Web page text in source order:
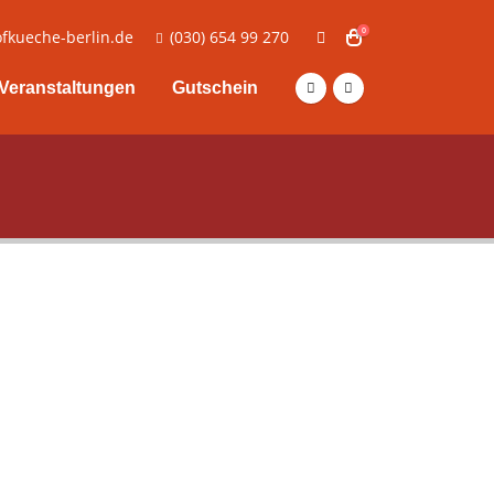
berlin.de (030) 654 99 270 0
Gutschein